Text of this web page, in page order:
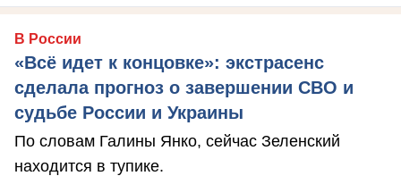
В России
«Всё идет к концовке»: экстрасенс
сделала прогноз о завершении СВО и
судьбе России и Украины
По словам Галины Янко, сейчас Зеленский
находится в тупике.